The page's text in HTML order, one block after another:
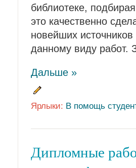
библиотеке,
это качественно
новейших
данному виду работ.
Дальше »
Ярлыки: В помощь
Дипломные